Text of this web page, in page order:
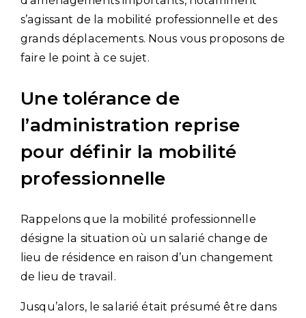
s’agissant de la mobilité professionnelle et des
grands déplacements. Nous vous proposons de
faire le point à ce sujet.
Une tolérance de
l’administration reprise
pour définir la mobilité
professionnelle
Rappelons que la mobilité professionnelle
désigne la situation où un salarié change de
lieu de résidence en raison d’un changement
de lieu de travail.
Jusqu’alors, le salarié était présumé être dans